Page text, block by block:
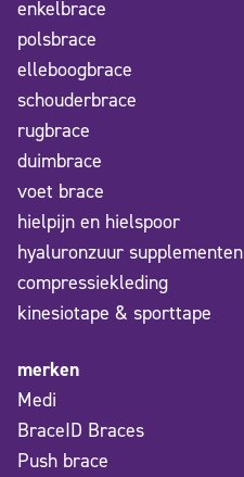
enkelbrace
polsbrace
elleboogbrace
schouderbrace
rugbrace
duimbrace
voet brace
hielpijn en hielspoor
hyaluronzuur supplementen
compressiekleding
kinesiotape & sporttape
merken
Medi
BraceID Braces
Push brace